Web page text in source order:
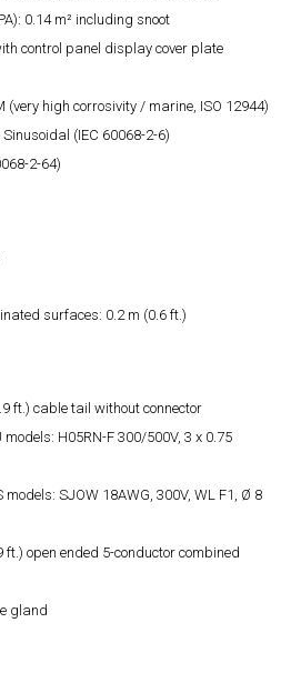
0.14 m² including snoot
control panel display cover plate
(very high corrosivity / marine, ISO 12944)
(IEC 60068-2-6)
2-64)
surfaces: 0.2 m (0.6 ft.)
ft.) cable tail without connector
H05RN-F 300/500V, 3 x 0.75
SJOW 18AWG, 300V, WL F1, Ø 8
ft.) open ended 5-conductor combined
gland